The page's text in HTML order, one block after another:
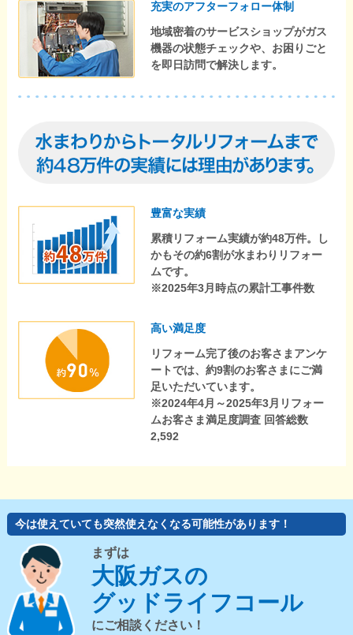
充実のアフターフォロー体制
地域密着のサービスショップがガス
機器の状態チェックや、お困りごと
を即日訪問で解決します。
豊富な実績
累積リフォーム実績が約48万件。し
かもその約6割が水まわりリフォー
ムです。
※2025年3月時点の累計工事件数
高い満足度
リフォーム完了後のお客さまアンケ
ートでは、約9割のお客さまにご満
足いただいています。
※2024年4月～2025年3月リフォー
ムお客さま満足度調査 回答総数
2,592
今は使えていても突然使えなくなる可能性があります！
まずは
大阪ガスの
グッドライフコール
にご相談ください！